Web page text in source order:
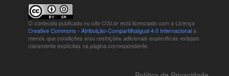
O conteúdo publicado no site CGI.br está licenciado com a Licença
Creative Commons - Atribuição-CompartilhaIgual 4.0 Internacionala
menos que condições e/ou restrições adicionais específicas estejam
claramente explícitas na página correspondente.